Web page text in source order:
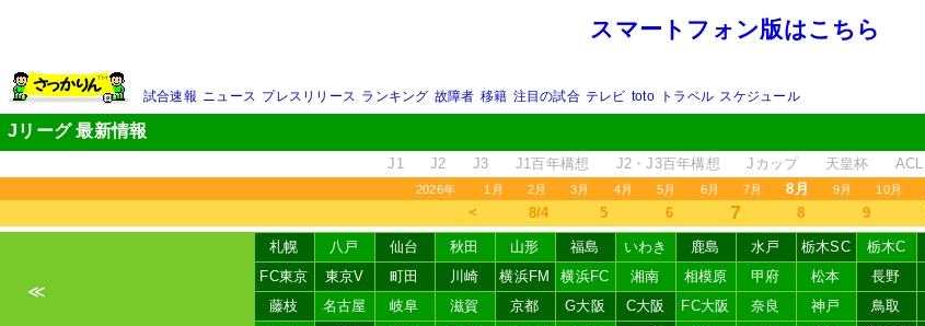
スマートフォン版はこちら
試合速報 ニュース プレスリリース ランキング 故障者 移籍 注目の試合 テレビ toto トラベル スケジュール
Jリーグ 最新情報
J1 J2 J3 J1百年構想 J2・J3百年構想 Jカップ 天皇杯 ACL
2026年 1月 2月 3月 4月 5月 6月 7月 8月 9月 10月
＜ 8/4 5 6 7 8 9
≪
札幌 八戸 仙台 秋田 山形 福島 いわき 鹿島 水戸 栃木SC 栃木C
FC東京
東京V 町田 川崎 横浜FM 横浜FC 湘南 相模原 甲府 松本 長野
藤枝
名古屋 岐阜 滋賀 京都 G大阪 C大阪 FC大阪 奈良 神戸 鳥取